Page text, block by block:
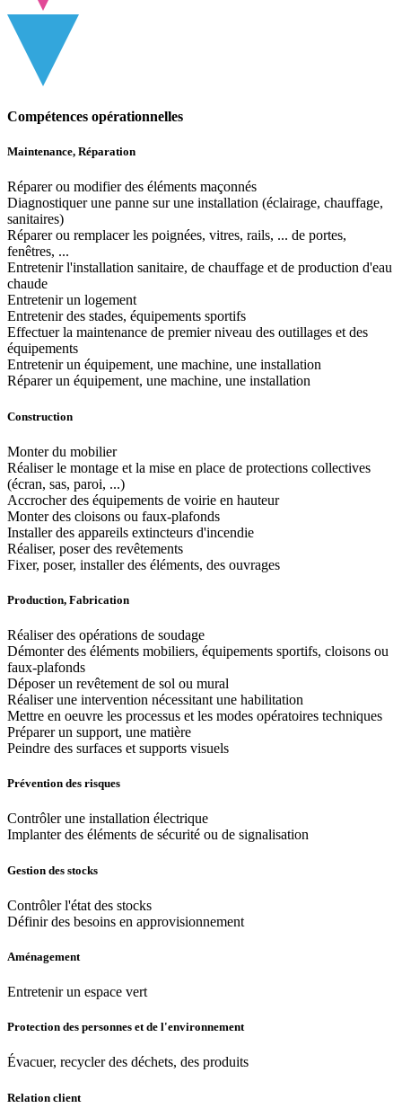
Compétences opérationnelles
Maintenance, Réparation
Réparer ou modifier des éléments maçonnés
Diagnostiquer une panne sur une installation (éclairage, chauffage,
sanitaires)
Réparer ou remplacer les poignées, vitres, rails, ... de portes,
fenêtres, ...
Entretenir l'installation sanitaire, de chauffage et de production d'eau
chaude
Entretenir un logement
Entretenir des stades, équipements sportifs
Effectuer la maintenance de premier niveau des outillages et des
équipements
Entretenir un équipement, une machine, une installation
Réparer un équipement, une machine, une installation
Construction
Monter du mobilier
Réaliser le montage et la mise en place de protections collectives
(écran, sas, paroi, ...)
Accrocher des équipements de voirie en hauteur
Monter des cloisons ou faux-plafonds
Installer des appareils extincteurs d'incendie
Réaliser, poser des revêtements
Fixer, poser, installer des éléments, des ouvrages
Production, Fabrication
Réaliser des opérations de soudage
Démonter des éléments mobiliers, équipements sportifs, cloisons ou
faux-plafonds
Déposer un revêtement de sol ou mural
Réaliser une intervention nécessitant une habilitation
Mettre en oeuvre les processus et les modes opératoires techniques
Préparer un support, une matière
Peindre des surfaces et supports visuels
Prévention des risques
Contrôler une installation électrique
Implanter des éléments de sécurité ou de signalisation
Gestion des stocks
Contrôler l'état des stocks
Définir des besoins en approvisionnement
Aménagement
Entretenir un espace vert
Protection des personnes et de l'environnement
Évacuer, recycler des déchets, des produits
Relation client